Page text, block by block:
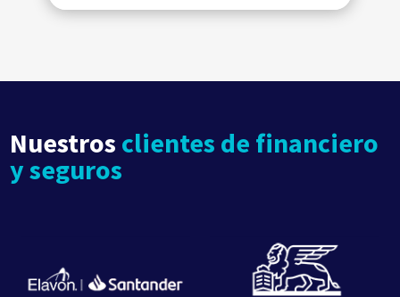
Nuestros clientes de financiero
y seguros